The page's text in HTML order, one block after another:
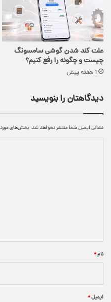
علت کند شدن گوشی سامسونگ
چیست و چگونه را رفع کنیم؟
1 هفته پیش
دیدگاهتان را بنویسید
نشانی ایمیل شما منتشر نخواهد شد.بخش‌های
نام*
ایمیل*